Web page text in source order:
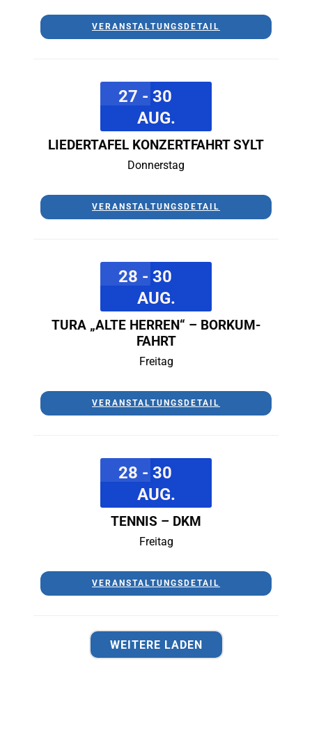
VERANSTALTUNGSDETAIL
27 - 30
AUG.
LIEDERTAFEL KONZERTFAHRT SYLT
Donnerstag
VERANSTALTUNGSDETAIL
28 - 30
AUG.
TURA „ALTE HERREN“ – BORKUM-
FAHRT
Freitag
VERANSTALTUNGSDETAIL
28 - 30
AUG.
TENNIS – DKM
Freitag
VERANSTALTUNGSDETAIL
WEITERE LADEN